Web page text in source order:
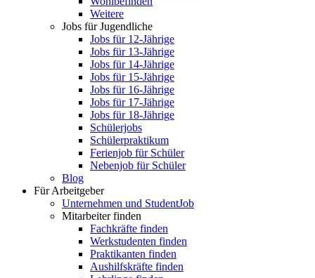
Weitere
Jobs für Jugendliche
Jobs für 12-Jährige
Jobs für 13-Jährige
Jobs für 14-Jährige
Jobs für 15-Jährige
Jobs für 16-Jährige
Jobs für 17-Jährige
Jobs für 18-Jährige
Schülerjobs
Schülerpraktikum
Ferienjob für Schüler
Nebenjob für Schüler
Blog
Für Arbeitgeber
Unternehmen und StudentJob
Mitarbeiter finden
Fachkräfte finden
Werkstudenten finden
Praktikanten finden
Aushilfskräfte finden